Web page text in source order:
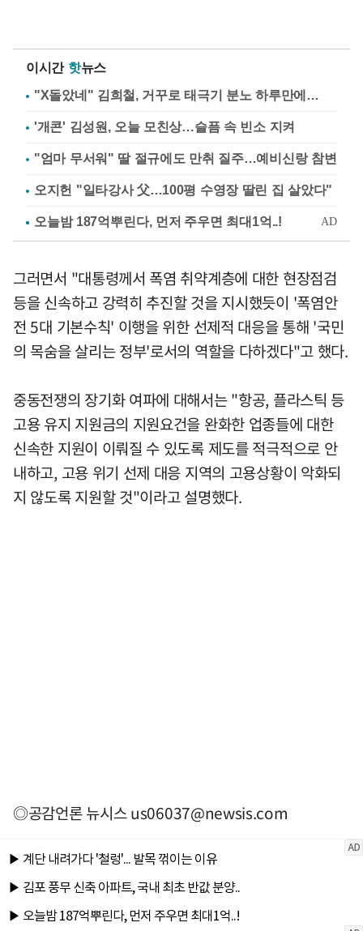
이시간 핫뉴스
"X돌았네" 김희철, 거꾸로 태극기 분노 하루만에…
'개콘' 김성원, 오늘 모친상…슬픔 속 빈소 지켜
"엄마 무서워" 딸 절규에도 만취 질주…예비신랑 참변
오지헌 "일타강사 父…100평 수영장 딸린 집 살았다"
그러면서 "대통령께서 폭염 취약계층에 대한 현장점검
등을 신속하고 강력히 추진할 것을 지시했듯이 '폭염안
전 5대 기본수칙' 이행을 위한 선제적 대응을 통해 '국민
의 목숨을 살리는 정부'로서의 역할을 다하겠다"고 했다.
중동전쟁의 장기화 여파에 대해서는 "항공, 플라스틱 등
고용 유지 지원금의 지원요건을 완화한 업종들에 대한
신속한 지원이 이뤄질 수 있도록 제도를 적극적으로 안
내하고, 고용 위기 선제 대응 지역의 고용상황이 악화되
지 않도록 지원할 것"이라고 설명했다.
◎공감언론 뉴시스us06037@newsis.com